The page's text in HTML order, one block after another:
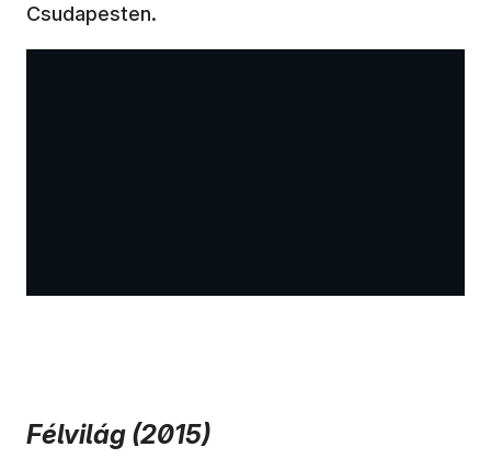
Csudapesten.
Félvilág (2015)